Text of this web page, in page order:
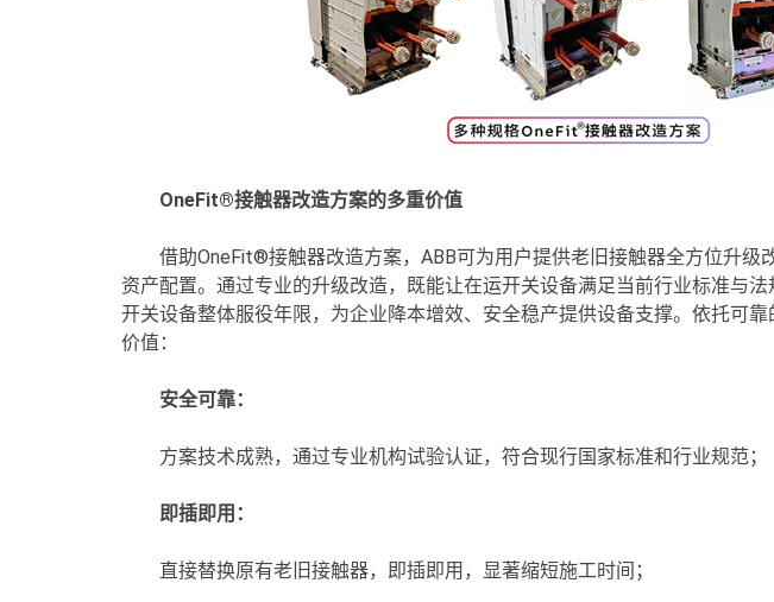
OneFit®接触器改造方案的多重价值
借助OneFit®接触器改造方案，ABB可为用户提供老旧接触器全方位升级
资产配置。通过专业的升级改造，既能让在运开关设备满足当前行业标准与
开关设备整体服役年限，为企业降本增效、安全稳产提供设备支撑。依托可
价值：
安全可靠：
方案技术成熟，通过专业机构试验认证，符合现行国家标准和行业规范；
即插即用：
直接替换原有老旧接触器，即插即用，显著缩短施工时间；